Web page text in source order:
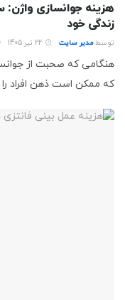
هزینه جوانسازی
زندگی خود
توسط مدیر سایت
هنگامی که صحبت از
که ممکن است ذهن افراد را